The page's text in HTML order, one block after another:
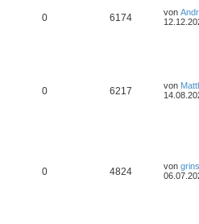
0 6174 von
0 6217 von
0 4824 von